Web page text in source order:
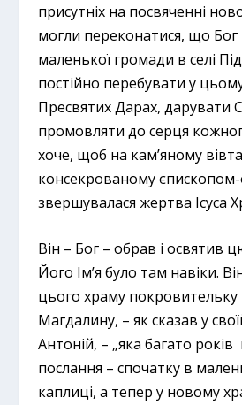
присутніх на посвяченні
могли переконатися, що Бог
маленької громади в селі
постійно перебувати у
Пресвятих Дарах, дарувати
промовляти до серця
хоче, щоб на кам’яному
консекрованому
звершувалася жертва Ісуса
Він – Бог – обрав і освятив
Його Ім’я було там навіки.
цього храму
Магдалину, – як сказав у
Антоній, – „яка багато
послання – спочатку в
каплиці, а тепер у новому